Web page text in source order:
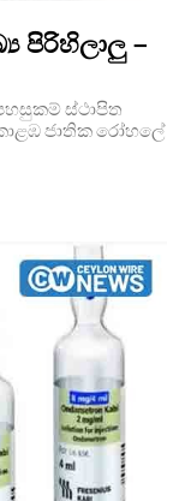
පිරිහිලාලු –
ස්ථාපිත
ජාතික රෝහලේ